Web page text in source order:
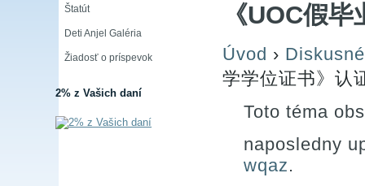
Štatút
Deti Anjel Galéria
Žiadosť o príspevok
2% z Vašich daní
《UOC假毕
Úvod ›
学学位证书》认
Toto téma
naposledny
wqaz.